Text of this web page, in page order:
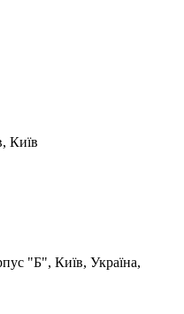
Київ
"Б", Київ, Україна,